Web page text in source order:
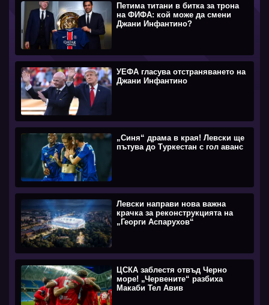
Петима титани в битка за трона
на ФИФА: кой може да смени
Джани Инфантино?
УЕФА гласува отстраняването на
Джани Инфантино
„Синя“ драма в края! Левски ще
пътува до Туркестан с гол аванс
Левски направи нова важна
крачка за реконструкцията на
„Георги Аспарухов“
ЦСКА заблестя отвъд Черно
море! „Червените“ разбиха
Макаби Тел Авив